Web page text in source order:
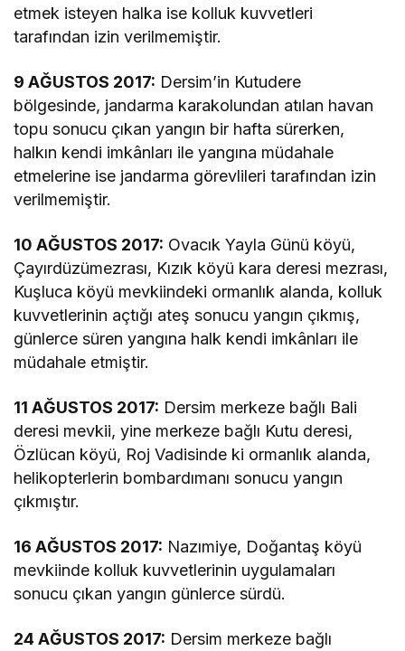
etmek isteyen halka ise kolluk kuvvetleri
tarafından izin verilmemiştir.
9 AĞUSTOS 2017: Dersim’in Kutudere
bölgesinde, jandarma karakolundan atılan havan
topu sonucu çıkan yangın bir hafta sürerken,
halkın kendi imkânları ile yangına müdahale
etmelerine ise jandarma görevlileri tarafından izin
verilmemiştir.
10 AĞUSTOS 2017: Ovacık Yayla Günü köyü,
Çayırdüzümezrası, Kızık köyü kara deresi mezrası,
Kuşluca köyü mevkiindeki ormanlık alanda, kolluk
kuvvetlerinin açtığı ateş sonucu yangın çıkmış,
günlerce süren yangına halk kendi imkânları ile
müdahale etmiştir.
11 AĞUSTOS 2017: Dersim merkeze bağlı Bali
deresi mevkii, yine merkeze bağlı Kutu deresi,
Özlücan köyü, Roj Vadisinde ki ormanlık alanda,
helikopterlerin bombardımanı sonucu yangın
çıkmıştır.
16 AĞUSTOS 2017: Nazımiye, Doğantaş köyü
mevkiinde kolluk kuvvetlerinin uygulamaları
sonucu çıkan yangın günlerce sürdü.
24 AĞUSTOS 2017: Dersim merkeze bağlı